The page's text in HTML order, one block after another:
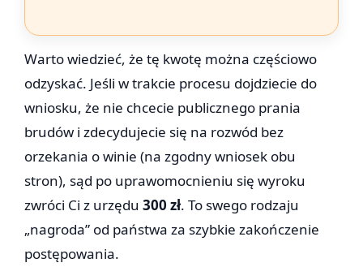
Warto wiedzieć, że tę kwotę można częściowo
odzyskać. Jeśli w trakcie procesu dojdziecie do
wniosku, że nie chcecie publicznego prania
brudów i zdecydujecie się na rozwód bez
orzekania o winie (na zgodny wniosek obu
stron), sąd po uprawomocnieniu się wyroku
zwróci Ci z urzędu 300 zł. To swego rodzaju
„nagroda” od państwa za szybkie zakończenie
postępowania.